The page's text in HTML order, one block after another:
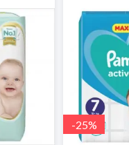
-25%